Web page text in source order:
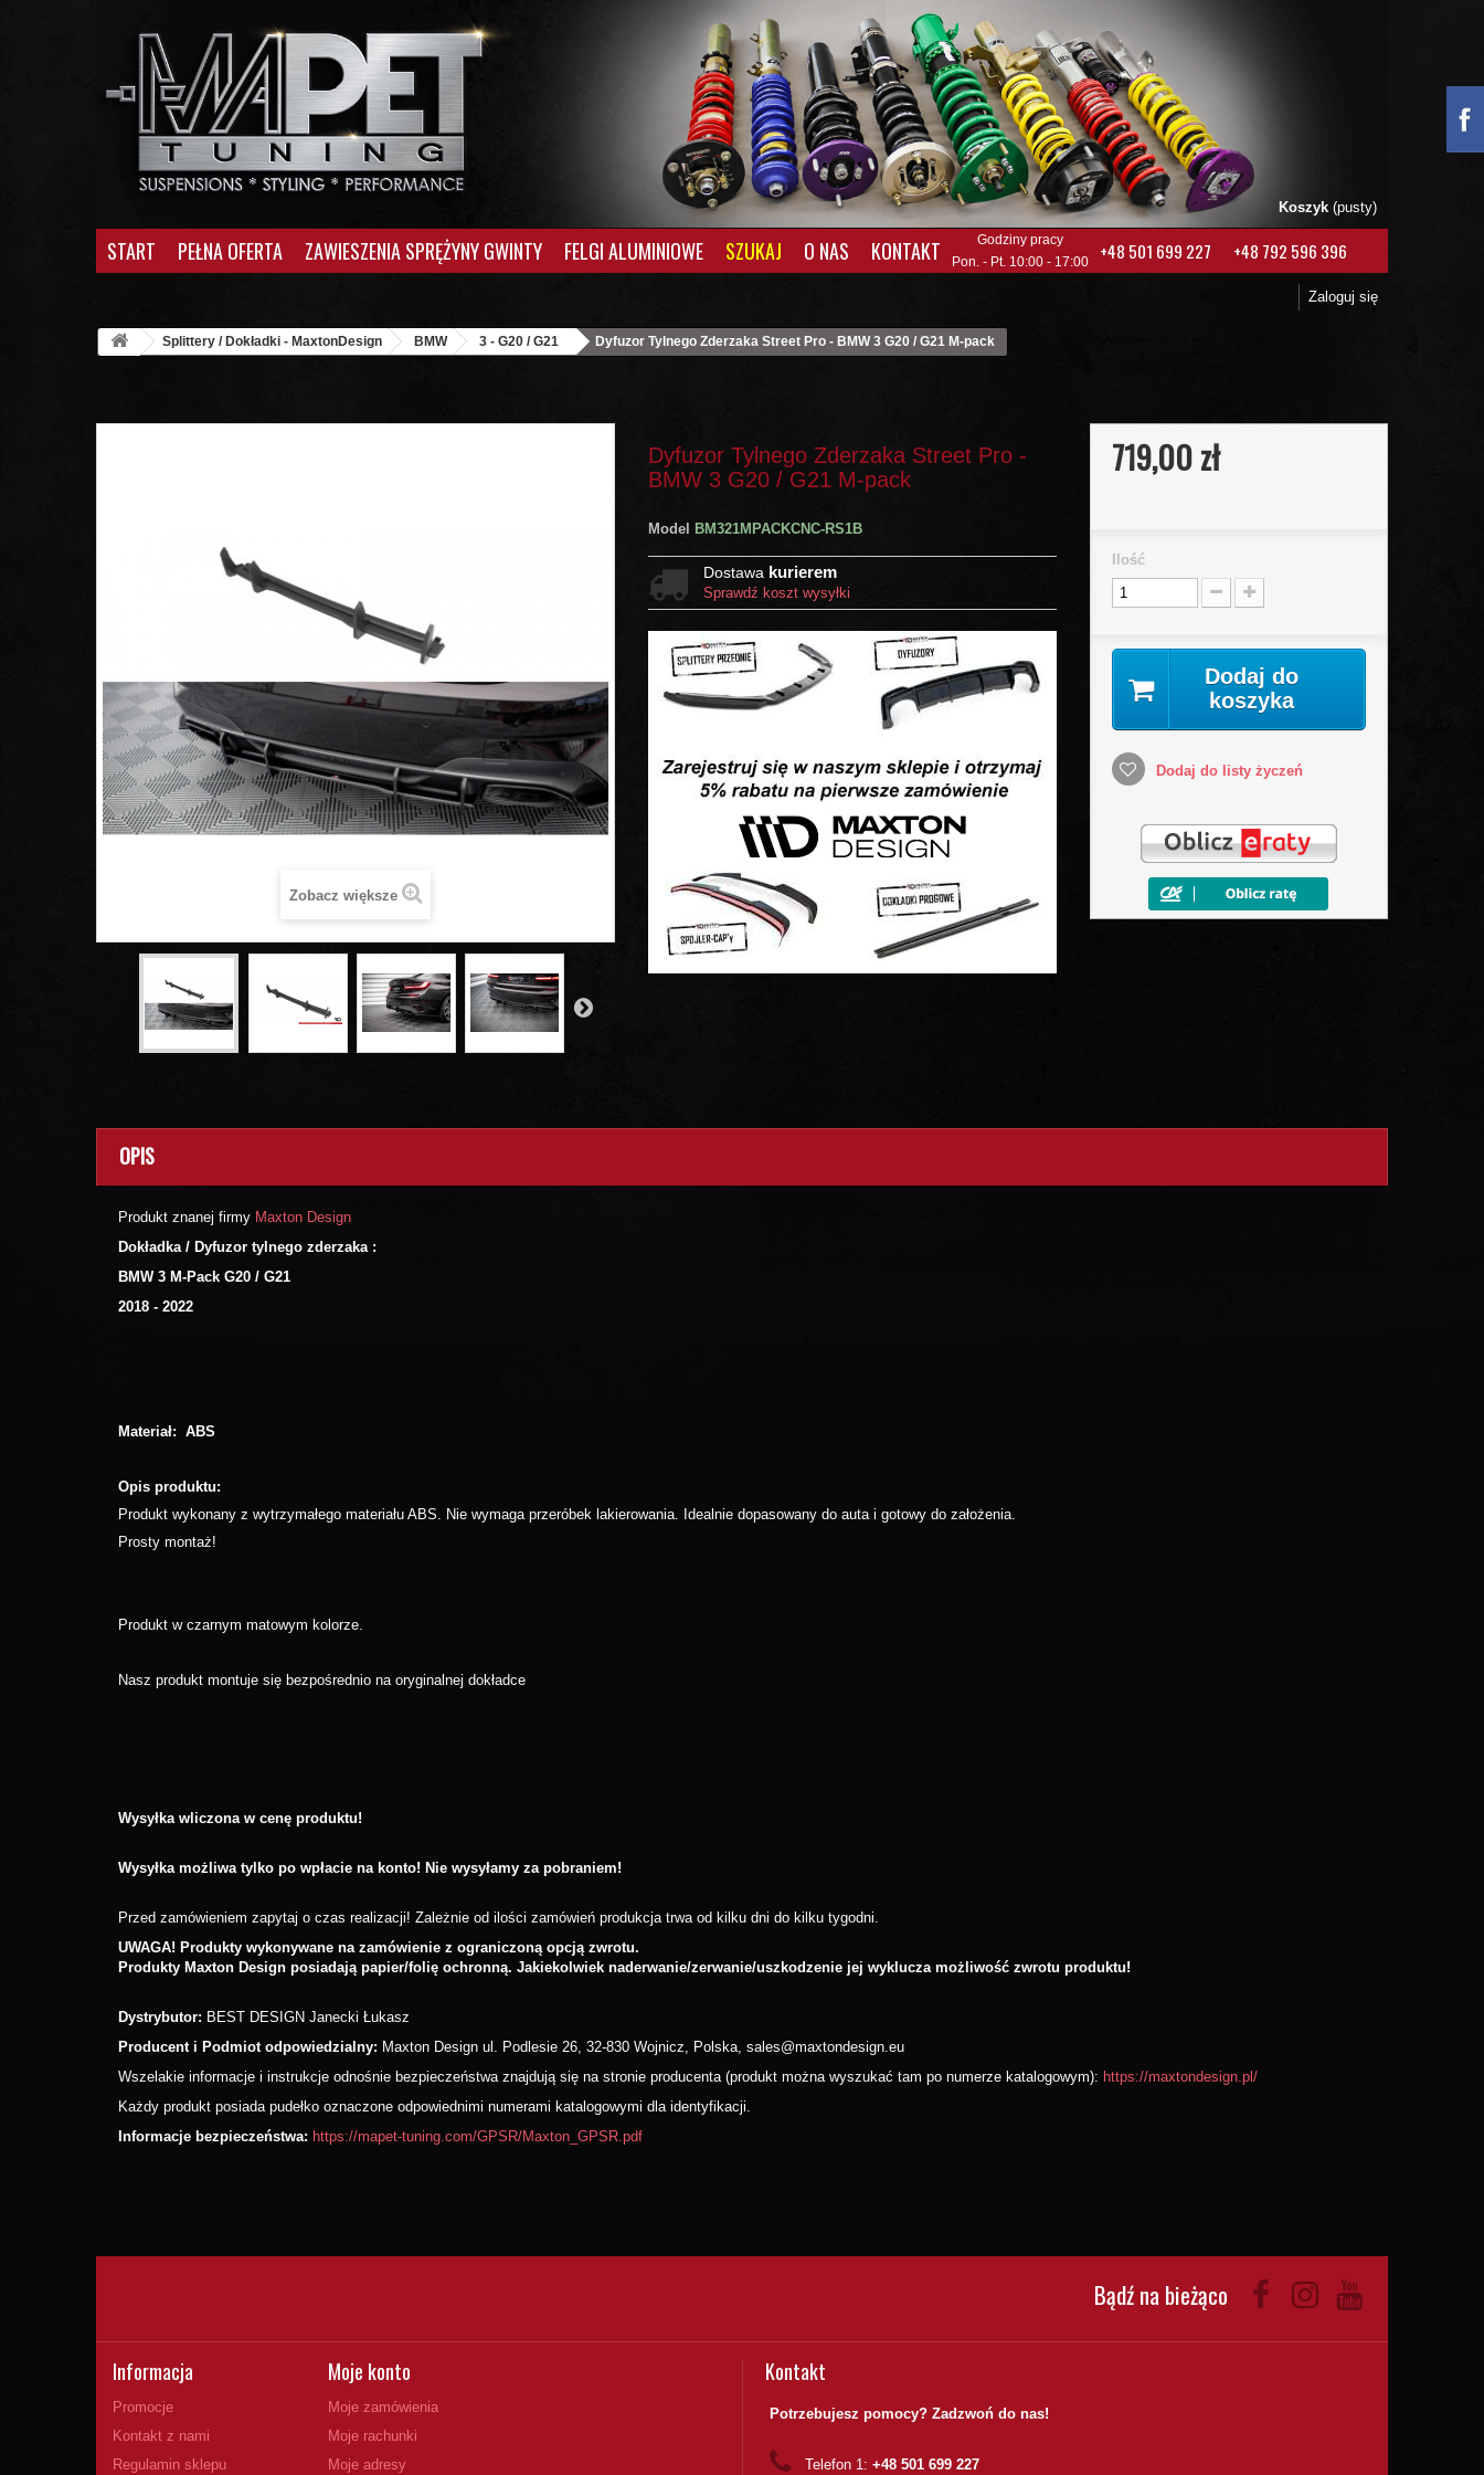
Koszyk (pusty)
START PEŁNA OFERTA ZAWIESZENIA SPRĘŻYNY GWINTY FELGI ALUMINIOWE SZUKAJ O NAS KONTAKT
Godziny pracy
Pon. - Pt. 10:00 - 17:00
+48 501 699 227 +48 792 596 396
Zaloguj się
Splittery / Dokładki - MaxtonDesign BMW 3 - G20 / G21 Dyfuzor Tylnego Zderzaka Street Pro - BMW 3 G20 / G21 M-pack
Zobacz większe
Dyfuzor Tylnego Zderzaka Street Pro -
BMW 3 G20 / G21 M-pack
Model BM321MPACKCNC-RS1B
Dostawa kurierem
Sprawdź koszt wysyłki
719,00 zł
Ilość
Dodaj do
koszyka
Dodaj do listy życzeń
OPIS
Produkt znanej firmy Maxton Design
Dokładka / Dyfuzor tylnego zderzaka :
BMW 3 M-Pack G20 / G21
2018 - 2022
Materiał: ABS
Opis produktu:
Produkt wykonany z wytrzymałego materiału ABS. Nie wymaga przeróbek lakierowania. Idealnie dopasowany do auta i gotowy do założenia.
Prosty montaż!
Produkt w czarnym matowym kolorze.
Nasz produkt montuje się bezpośrednio na oryginalnej dokładce
Wysyłka wliczona w cenę produktu!
Wysyłka możliwa tylko po wpłacie na konto! Nie wysyłamy za pobraniem!
Przed zamówieniem zapytaj o czas realizacji! Zależnie od ilości zamówień produkcja trwa od kilku dni do kilku tygodni.
UWAGA! Produkty wykonywane na zamówienie z ograniczoną opcją zwrotu.
Produkty Maxton Design posiadają papier/folię ochronną. Jakiekolwiek naderwanie/zerwanie/uszkodzenie jej wyklucza możliwość zwrotu produktu!
Dystrybutor: BEST DESIGN Janecki Łukasz
Producent i Podmiot odpowiedzialny: Maxton Design ul. Podlesie 26, 32-830 Wojnicz, Polska, sales@maxtondesign.eu
Wszelakie informacje i instrukcje odnośnie bezpieczeństwa znajdują się na stronie producenta (produkt można wyszukać tam po numerze katalogowym): https://maxtondesign.pl/
Każdy produkt posiada pudełko oznaczone odpowiednimi numerami katalogowymi dla identyfikacji.
Informacje bezpieczeństwa: https://mapet-tuning.com/GPSR/Maxton_GPSR.pdf
Bądź na bieżąco
Informacja
Promocje
Kontakt z nami
Regulamin sklepu
Moje konto
Moje zamówienia
Moje rachunki
Moje adresy
Kontakt
Potrzebujesz pomocy? Zadzwoń do nas!
Telefon 1: +48 501 699 227